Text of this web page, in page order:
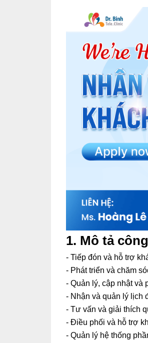
1. Mô tả
- Tiếp đón và hỗ trợ
- Phát triển và chăm
- Quản lý, cập nhật và
- Nhận và quản lý lịch
- Tư vấn và giải thích
- Điều phối và hỗ trợ
- Quản lý hệ thống